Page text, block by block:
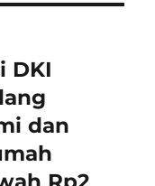
DKI
dan